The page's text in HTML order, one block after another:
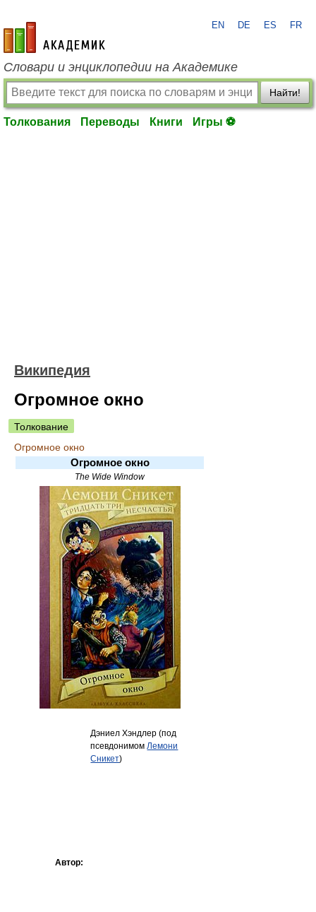
academic.ru
EN DE ES FR
Словари и энциклопедии на Академике
Найти!
Толкования Переводы Книги Игры ⚽
Википедия
Огромное окно
Толкование
Огромное окно
Огромное окно
The Wide Window
Автор:
Дэниел Хэндлер (под
псевдонимомЛемони
Сникет)